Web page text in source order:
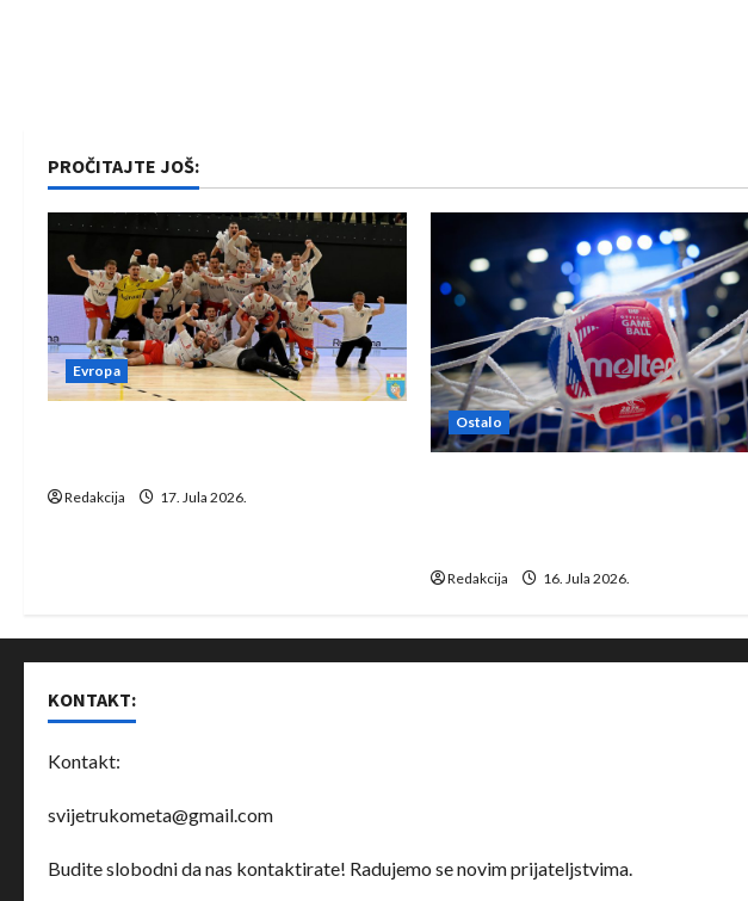
PROČITAJTE JOŠ:
Evropa
Redakcija 17. Jula 2026.
Ostalo
Redakcija 16. Jula 2026.
KONTAKT:
Kontakt:
svijetrukometa@gmail.com
Budite slobodni da nas kontaktirate! Radujemo se novim prijateljstvima.